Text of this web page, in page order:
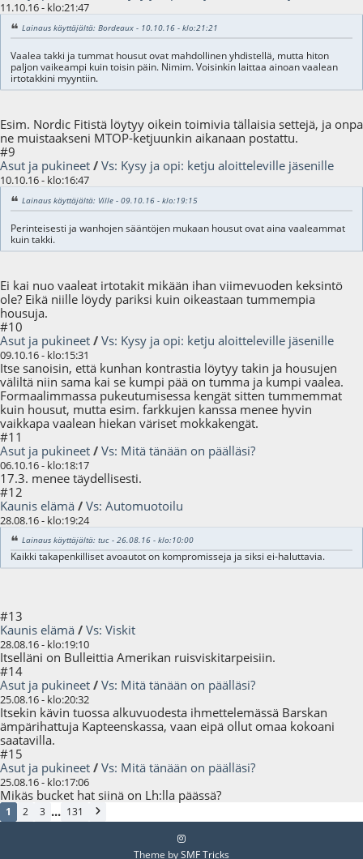
11.10.16 - klo:21:47
Lainaus käyttäjältä: Bordeaux - 10.10.16 - klo:21:21
Vaalea takki ja tummat housut ovat mahdollinen yhdistellä, mutta hiton
paljon vaikeampi kuin toisin päin. Nimim. Voisinkin laittaa ainoan vaalean
irtotakkini myyntiin.
Esim. Nordic Fitistä löytyy oikein toimivia tällaisia settejä, ja onpa
ne muistaakseni MTOP-ketjuunkin aikanaan postattu.
#9
Asut ja pukineet / Vs: Kysy ja opi: ketju aloitteleville jäsenille
10.10.16 - klo:16:47
Lainaus käyttäjältä: Ville - 09.10.16 - klo:19:15
Perinteisesti ja wanhojen sääntöjen mukaan housut ovat aina vaaleammat
kuin takki.
Ei kai nuo vaaleat irtotakit mikään ihan viimevuoden keksintö
ole? Eikä niille löydy pariksi kuin oikeastaan tummempia
housuja.
#10
Asut ja pukineet / Vs: Kysy ja opi: ketju aloitteleville jäsenille
09.10.16 - klo:15:31
Itse sanoisin, että kunhan kontrastia löytyy takin ja housujen
väliltä niin sama kai se kumpi pää on tumma ja kumpi vaalea.
Formaalimmassa pukeutumisessa kengät sitten tummemmat
kuin housut, mutta esim. farkkujen kanssa menee hyvin
vaikkapa vaalean hiekan väriset mokkakengät.
#11
Asut ja pukineet / Vs: Mitä tänään on päälläsi?
06.10.16 - klo:18:17
17.3. menee täydellisesti.
#12
Kaunis elämä / Vs: Automuotoilu
28.08.16 - klo:19:24
Lainaus käyttäjältä: tuc - 26.08.16 - klo:10:00
Kaikki takapenkilliset avoautot on kompromisseja ja siksi ei-haluttavia.
#13
Kaunis elämä / Vs: Viskit
28.08.16 - klo:19:10
Itselläni on Bulleittia Amerikan ruisviskitarpeisiin.
#14
Asut ja pukineet / Vs: Mitä tänään on päälläsi?
25.08.16 - klo:20:32
Itsekin kävin tuossa alkuvuodesta ihmettelemässä Barskan
ämpärihattuja Kapteenskassa, vaan eipä ollut omaa kokoani
saatavilla.
#15
Asut ja pukineet / Vs: Mitä tänään on päälläsi?
25.08.16 - klo:17:06
Mikäs bucket hat siinä on Lh:lla päässä?
1 2 3 ... 131
Theme bySMF Tricks